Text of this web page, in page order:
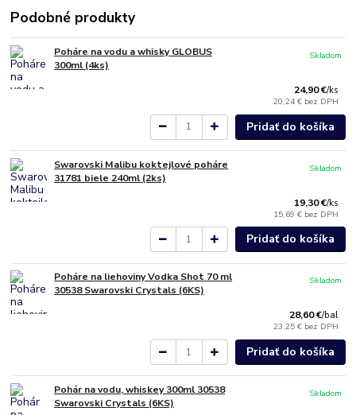
Podobné produkty
Poháre na vodu a whisky GLOBUS
300ml (4ks)
24,90 €/ks
20,24 € bez DPH
Skladom
Pridať do košíka
Swarovski Malibu koktejlové poháre
31781 biele 240ml (2ks)
19,30 €/ks
15,69 € bez DPH
Skladom
Pridať do košíka
Poháre na liehoviny Vodka Shot 70 ml
30538 Swarovski Crystals (6KS)
28,60 €/bal
23,25 € bez DPH
Skladom
Pridať do košíka
Pohár na vodu, whiskey 300ml 30538
Swarovski Crystals (6KS)
Skladom